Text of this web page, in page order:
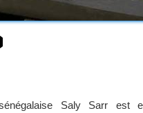
Saly Sarr est